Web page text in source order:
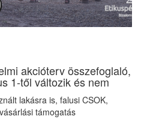
akcióterv összefoglaló,
1-től változik és nem
lakásra is, falusi CSOK,
támogatás